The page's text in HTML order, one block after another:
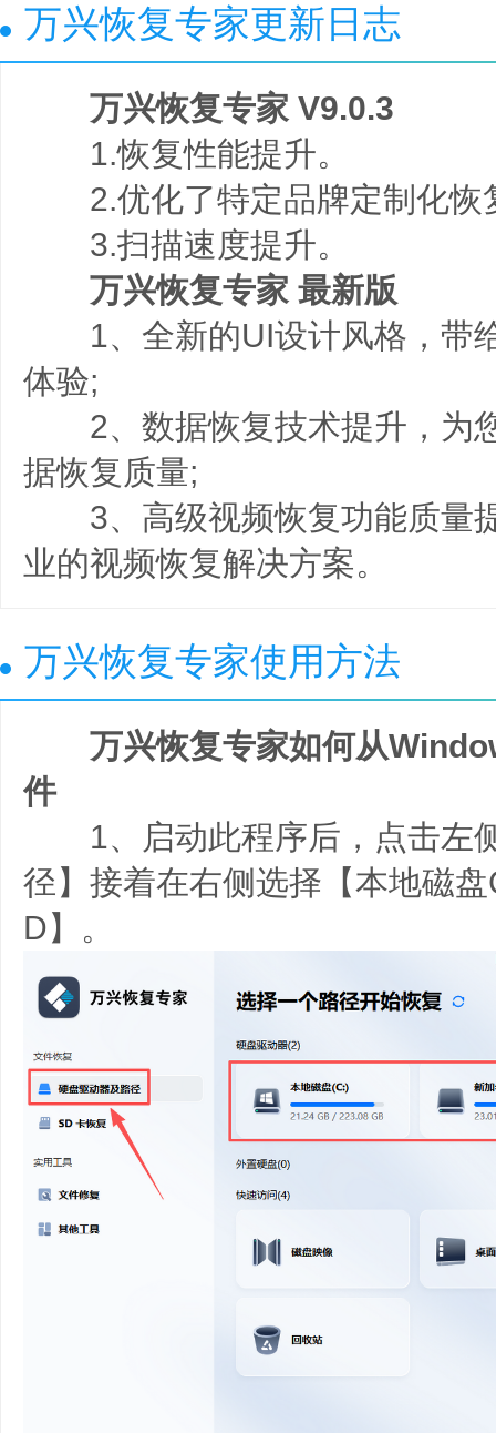
万兴恢复专家更新日志
万兴恢复专家 V9.0.3
1.恢复性能提升。
2.优化了特定品牌定制化恢
3.扫描速度提升。
万兴恢复专家 最新版
1、全新的UI设计风格，带
体验;
2、数据恢复技术提升，为
据恢复质量;
3、高级视频恢复功能质量
业的视频恢复解决方案。
万兴恢复专家使用方法
万兴恢复专家如何从
件
1、启动此程序后，点击左
径】接着在右侧选择【本地磁
D】。